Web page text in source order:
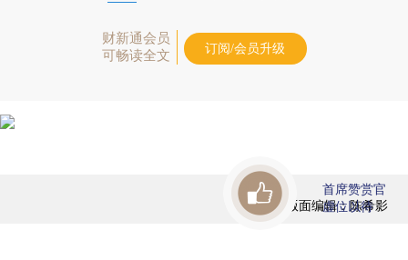
财新通会员
可畅读全文
订阅/会员升级
版面编辑：陈希影
首席赞赏官
虚位以待